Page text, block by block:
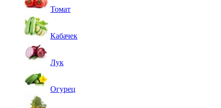
Томат
Кабачек
Лук
Огурец